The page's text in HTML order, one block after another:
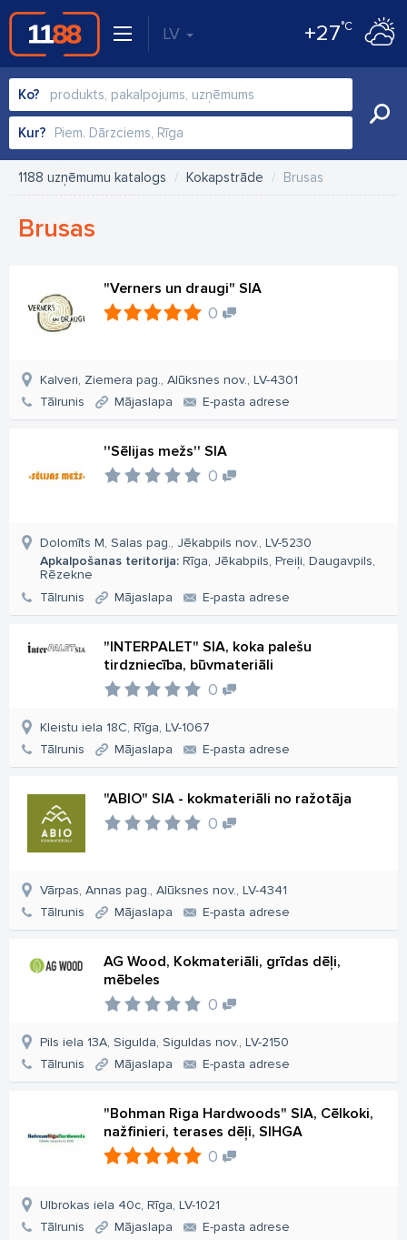
LV +27°C
Ko?
Kur?
1188 uzņēmumu katalogs Kokapstrāde Brusas
Brusas
"Verners un draugi" SIA
0
Kalveri, Ziemera pag., Alūksnes nov., LV-4301
Tālrunis
Mājaslapa E-pasta adrese
''Sēlijas mežs'' SIA
0
Dolomīts M, Salas pag., Jēkabpils nov., LV-5230
Apkalpošanas teritorija: Rīga, Jēkabpils, Preiļi, Daugavpils,
Rēzekne
Tālrunis
Mājaslapa E-pasta adrese
"INTERPALET" SIA, koka palešu
tirdzniecība, būvmateriāli
0
Kleistu iela 18C, Rīga, LV-1067
Tālrunis
Mājaslapa E-pasta adrese
"ABIO" SIA - kokmateriāli no ražotāja
0
Vārpas, Annas pag., Alūksnes nov., LV-4341
Tālrunis
Mājaslapa E-pasta adrese
AG Wood, Kokmateriāli, grīdas dēļi,
mēbeles
0
Pils iela 13A, Sigulda, Siguldas nov., LV-2150
Tālrunis
Mājaslapa E-pasta adrese
"Bohman Riga Hardwoods" SIA, Cēlkoki,
nažfinieri, terases dēļi, SIHGA
0
Ulbrokas iela 40c, Rīga, LV-1021
Tālrunis
Mājaslapa E-pasta adrese